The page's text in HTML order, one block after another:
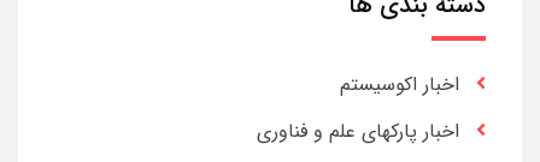
اخبار اکوسیستم
اخبار پارکهای علم و فناوری